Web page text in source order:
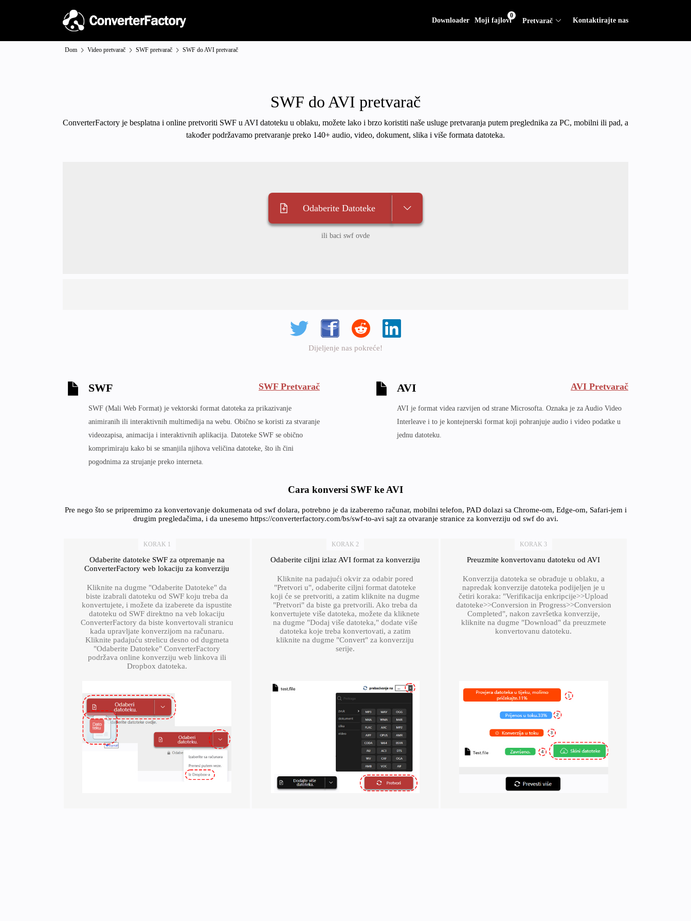
Downloader Moji fajlovi
0
Pretvarač Kontaktirajte nas
Dom Video pretvarač SWF pretvarač SWF do AVI pretvarač
SWF do AVI pretvarač
ConverterFactory je besplatna i online pretvoriti SWF u AVI datoteku u oblaku, možete lako i brzo koristiti naše usluge pretvaranja putem preglednika za PC, mobilni ili pad, a
također podržavamo pretvaranje preko 140+ audio, video, dokument, slika i više formata datoteka.
Odaberite Datoteke
ili baci swf ovde
Dijeljenje nas pokreće!
SWF SWF Pretvarač
SWF (Mali Web Format) je vektorski format datoteka za prikazivanje
animiranih ili interaktivnih multimedija na webu. Obično se koristi za stvaranje
videozapisa, animacija i interaktivnih aplikacija. Datoteke SWF se obično
komprimiraju kako bi se smanjila njihova veličina datoteke, što ih čini
pogodnima za strujanje preko interneta.
AVI AVI Pretvarač
AVI je format videa razvijen od strane Microsofta. Oznaka je za Audio Video
Interleave i to je kontejnerski format koji pohranjuje audio i video podatke u
jednu datoteku.
Cara konversi SWF ke AVI
Pre nego što se pripremimo za konvertovanje dokumenata od swf dolara, potrebno je da izaberemo računar, mobilni telefon, PAD dolazi sa Chrome-om, Edge-om, Safari-jem i
drugim pregledačima, i da unesemo https://converterfactory.com/bs/swf-to-avi sajt za otvaranje stranice za konverziju od swf do avi.
KORAK 1
Odaberite datoteke SWF za otpremanje na
ConverterFactory web lokaciju za konverziju
Kliknite na dugme "Odaberite Datoteke" da
biste izabrali datoteku od SWF koju treba da
konvertujete, i možete da izaberete da ispustite
datoteku od SWF direktno na veb lokaciju
ConverterFactory da biste konvertovali stranicu
kada upravljate konverzijom na računaru.
Kliknite padajuću strelicu desno od dugmeta
"Odaberite Datoteke" ConverterFactory
podržava online konverziju web linkova ili
Dropbox datoteka.
KORAK 2
Odaberite ciljni izlaz AVI format za konverziju
Kliknite na padajući okvir za odabir pored
"Pretvori u", odaberite ciljni format datoteke
koji će se pretvoriti, a zatim kliknite na dugme
"Pretvori" da biste ga pretvorili. Ako treba da
konvertujete više datoteka, možete da kliknete
na dugme "Dodaj više datoteka," dodate više
datoteka koje treba konvertovati, a zatim
kliknite na dugme "Convert" za konverziju
serije.
KORAK 3
Preuzmite konvertovanu datoteku od AVI
Konverzija datoteka se obrađuje u oblaku, a
napredak konverzije datoteka podijeljen je u
četiri koraka: "Verifikacija enkripcije>>Upload
datoteke>>Conversion in Progress>>Conversion
Completed", nakon završetka konverzije,
kliknite na dugme "Download" da preuzmete
konvertovanu datoteku.